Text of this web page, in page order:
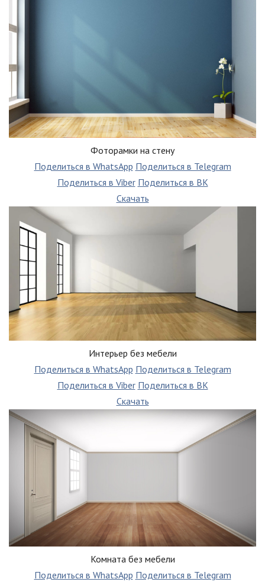
Фоторамки на стену
Поделиться в WhatsApp Поделиться в Telegram
Поделиться в Viber Поделиться в ВК
Скачать
Интерьер без мебели
Поделиться в WhatsApp Поделиться в Telegram
Поделиться в Viber Поделиться в ВК
Скачать
Комната без мебели
Поделиться в WhatsApp Поделиться в Telegram